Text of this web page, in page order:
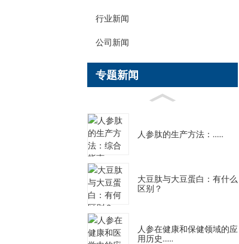
行业新闻
公司新闻
专题新闻
人参肽的生产方法：......
大豆肽与大豆蛋白：有什么
区别？
人参在健康和保健领域的应
用历史......